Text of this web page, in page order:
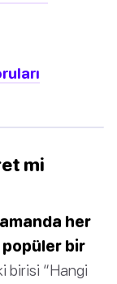
mi
her
bir
birisi “Hangi